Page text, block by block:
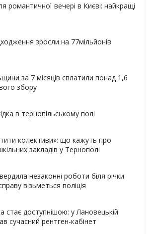
романтичної вечері в Києві: найкращі
зросли на 77мільйонів
за 7 місяців сплатили понад 1,6
збору
в тернопільському полі
колективи»: що кажуть про
закладів у Тернополі
незаконні роботи біля річки
візьметься поліція
стає доступнішою: у Лановецькій
сучасний рентген-кабінет